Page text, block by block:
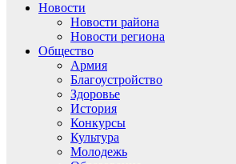
Новости
Новости района
Новости региона
Общество
Армия
Благоустройство
Здоровье
История
Конкурсы
Культура
Молодежь